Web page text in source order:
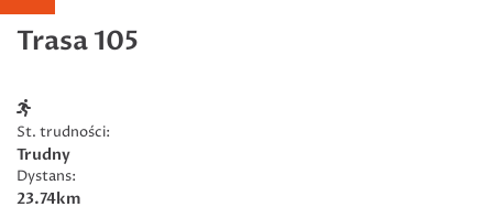
Trasa 105
St. trudności:
Trudny
Dystans:
23.74km